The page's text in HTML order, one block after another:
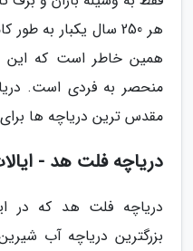
هر 250 سال یکبار به
همین خاطر است که این
منحصر به فردی است.
مقدس ترین دریاچه ها
دریاچه فلت هد -
دریاچه فلت هد که در
بزرگترین دریاچه آب